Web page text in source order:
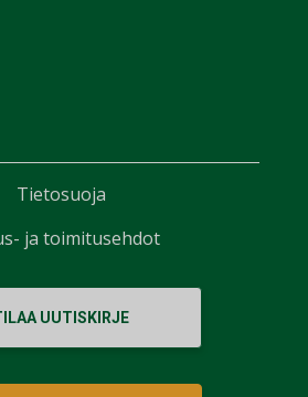
UUTISKIRJE
Tietosuoja
ja toimitusehdot